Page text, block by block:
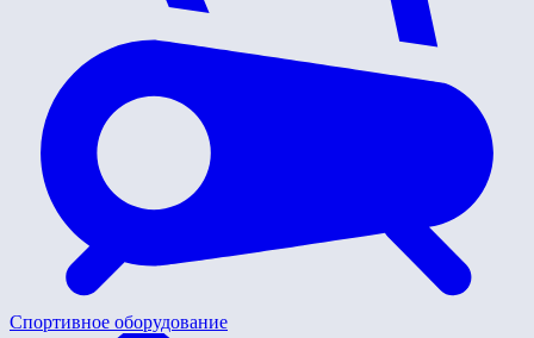
Спортивное оборудование